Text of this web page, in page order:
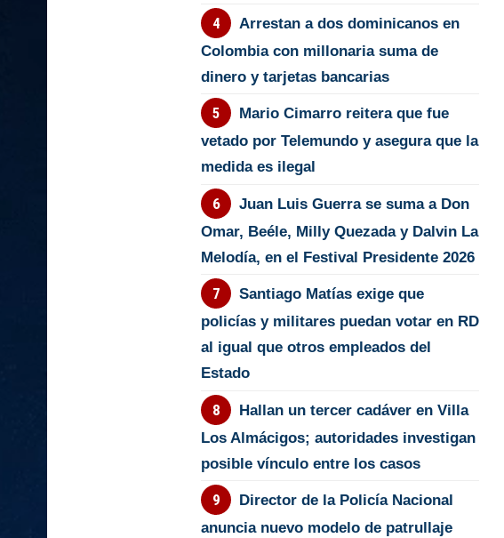
Arrestan a dos dominicanos en
Colombia con millonaria suma de
dinero y tarjetas bancarias
Mario Cimarro reitera que fue
vetado por Telemundo y asegura que la
medida es ilegal
Juan Luis Guerra se suma a Don
Omar, Beéle, Milly Quezada y Dalvin La
Melodía, en el Festival Presidente 2026
Santiago Matías exige que
policías y militares puedan votar en RD
al igual que otros empleados del
Estado
Hallan un tercer cadáver en Villa
Los Almácigos; autoridades investigan
posible vínculo entre los casos
Director de la Policía Nacional
anuncia nuevo modelo de patrullaje